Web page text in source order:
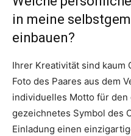
in meine
einbauen?
Ihrer Kreativität sind kaum
Foto des Paares aus dem
individuelles Motto für
gezeichnetes Symbol des
Einladung einen